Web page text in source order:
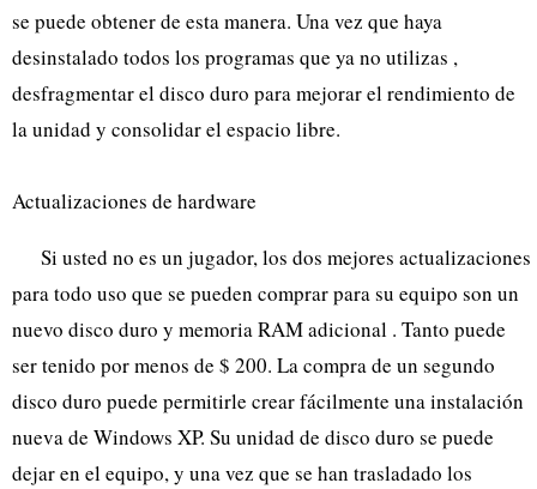
se puede obtener de esta manera. Una vez que haya
desinstalado todos los programas que ya no utilizas ,
desfragmentar el disco duro para mejorar el rendimiento de
la unidad y consolidar el espacio libre.
Actualizaciones de hardware
Si usted no es un jugador, los dos mejores actualizaciones
para todo uso que se pueden comprar para su equipo son un
nuevo disco duro y memoria RAM adicional . Tanto puede
ser tenido por menos de $ 200. La compra de un segundo
disco duro puede permitirle crear fácilmente una instalación
nueva de Windows XP. Su unidad de disco duro se puede
dejar en el equipo, y una vez que se han trasladado los